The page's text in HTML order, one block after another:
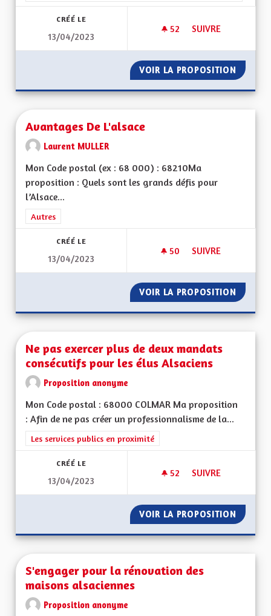
CRÉÉ LE
13/04/2023
52 52 ABONNÉS
SUIVRE
VOIR LA PROPOSITION MA
Avantages De L'alsace
Laurent MULLER
Mon Code postal (ex : 68 000) : 68210Ma
proposition : Quels sont les grands défis pour
l’Alsace...
Filtrer les résultats de la catégorie : Autres
Autres
CRÉÉ LE
13/04/2023
50 50 ABONNÉS
SUIVRE
VOIR LA PROPOSITION
Ne pas exercer plus de deux mandats
consécutifs pour les élus Alsaciens
Proposition anonyme
Mon Code postal : 68000 COLMAR Ma proposition
: Afin de ne pas créer un professionnalisme de la...
Filtrer les résultats de la catégorie : Les services publics en
Les services publics en proximité
CRÉÉ LE
13/04/2023
52 52 ABONNÉS
SUIVRE
VOIR LA PROPOSITION NE
S'engager pour la rénovation des
maisons alsaciennes
Proposition anonyme